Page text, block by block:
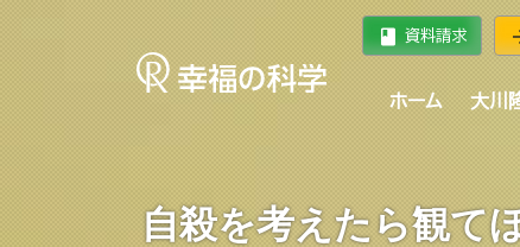
book 資料請求
ホーム 大川
自殺を考えたら観て